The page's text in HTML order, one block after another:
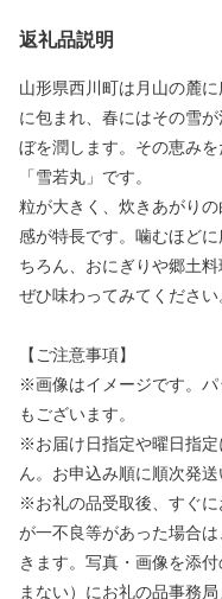
返礼品説明
山形県西川町は月山の麓
に包まれ、春にはその雪
ぼを潤します。その恵み
「雪若丸」です。
粒が大きく、炊きあがり
感が特長です。噛むほど
ちろん、おにぎりや郷土
ぜひ味わってみてください
【ご注意事項】
※画像はイメージです。
もございます。
※お届け日指定や曜日指
ん。お申込み順に順次発送
※お礼の品受取後、すぐ
が一不良等があった場合
きます。写真・画像を添
まない）にお礼の品事務